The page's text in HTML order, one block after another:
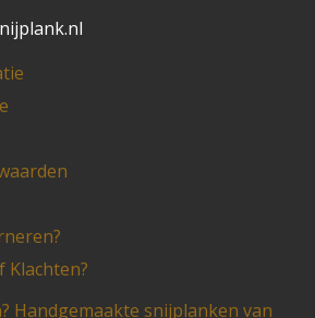
Handgemaakte snijplanken van